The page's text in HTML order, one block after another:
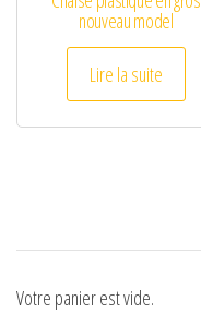
nouveau model
Lire la suite
Votre panier est vide.